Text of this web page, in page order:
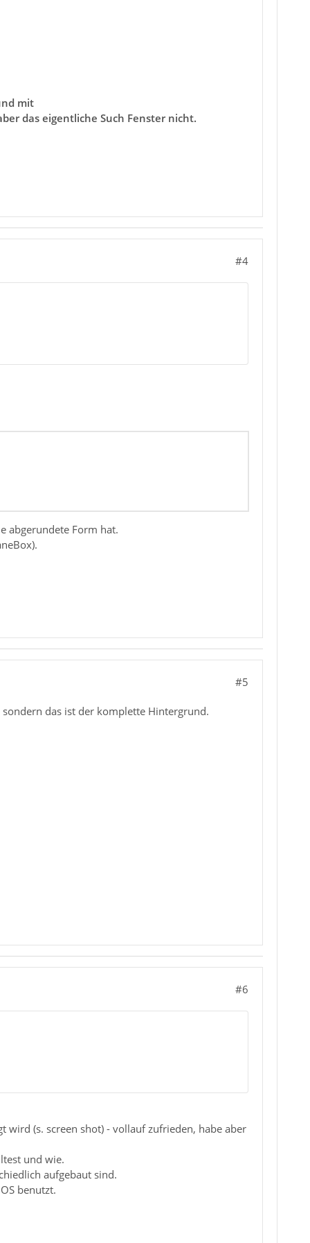
mit
das eigentliche Such Fenster nicht.
#4
abgerundete Form hat.
#5
das ist der komplette Hintergrund.
#6
wird (s. screen shot) - vollauf zufrieden, habe aber
und wie.
aufgebaut sind.
benutzt.